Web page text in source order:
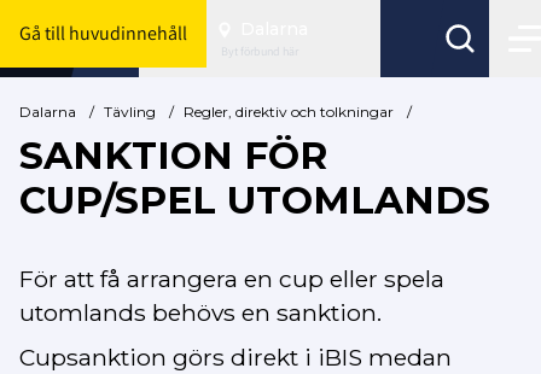
Gå till huvudinnehåll
Byt förbund här
Dalarna / Tävling / Regler, direktiv och tolkningar /
SANKTION FÖR
CUP/SPEL UTOMLANDS
För att få arrangera en cup eller spela
utomlands behövs en sanktion.
Cupsanktion görs direkt i iBIS medan